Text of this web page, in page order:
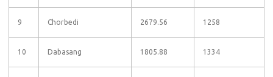
9 Chorbedi 2679.56 1258
10 Dabasang 1805.88 1334